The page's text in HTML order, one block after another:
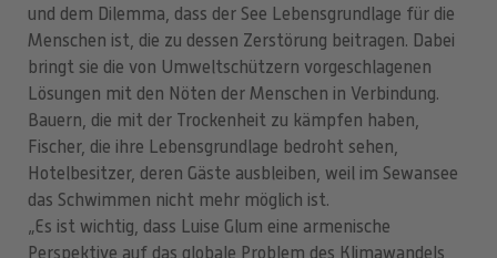
und dem Dilemma, dass der See Lebensgrundlage für die
Menschen ist, die zu dessen Zerstörung beitragen. Dabei
bringt sie die von Umweltschützern vorgeschlagenen
Lösungen mit den Nöten der Menschen in Verbindung.
Bauern, die mit der Trockenheit zu kämpfen haben,
Fischer, die ihre Lebensgrundlage bedroht sehen,
Hotelbesitzer, deren Gäste ausbleiben, weil im Sewansee
das Schwimmen nicht mehr möglich ist.
„Es ist wichtig, dass Luise Glum eine armenische
Perspektive auf das globale Problem des Klimawandels